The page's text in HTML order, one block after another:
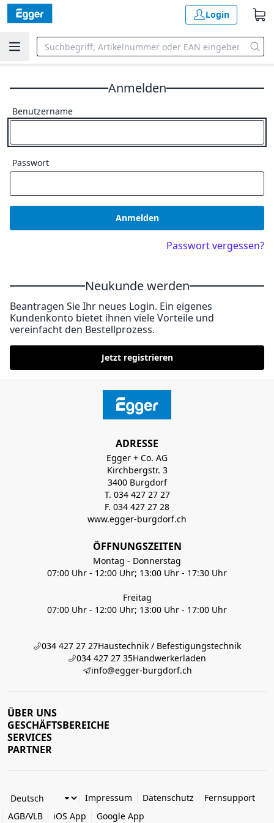
Login
Anmelden
Benutzername
Passwort
Anmelden
Passwort vergessen?
Neukunde werden
Beantragen Sie Ihr neues Login. Ein eigenes
Kundenkonto bietet ihnen viele Vorteile und
vereinfacht den Bestellprozess.
Jetzt registrieren
ADRESSE
Egger + Co. AG
Kirchbergstr. 3
3400 Burgdorf
T. 034 427 27 27
F. 034 427 27 28
www.egger-burgdorf.ch
ÖFFNUNGSZEITEN
Montag - Donnerstag
07:00 Uhr - 12:00 Uhr; 13:00 Uhr - 17:30 Uhr
Freitag
07:00 Uhr - 12:00 Uhr; 13:00 Uhr - 17:00 Uhr
034 427 27 27Haustechnik / Befestigungstechnik
034 427 27 35Handwerkerladen
info@egger-burgdorf.ch
ÜBER UNS
GESCHÄFTSBEREICHE
SERVICES
PARTNER
Impressum Datenschutz
Fernsupport
AGB/VLB
iOS App Google App